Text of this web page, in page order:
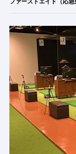
ファーストエイド（応